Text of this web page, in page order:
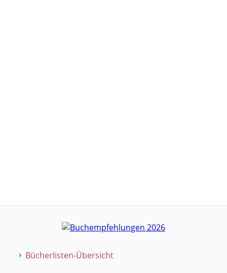
Bücherlisten-Übersicht